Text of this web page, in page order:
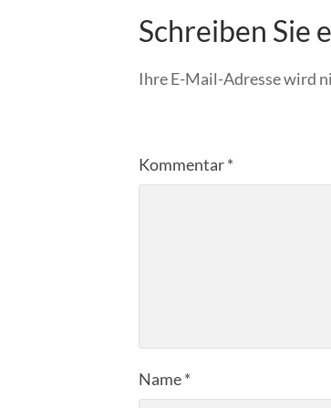
Schreiben Sie
Ihre E-Mail-Adresse wird
Kommentar*
Name*